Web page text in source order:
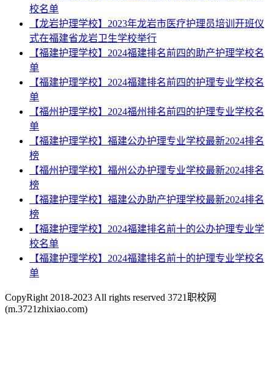
校名单
【龙岩护理学校】2023年龙岩市医疗护理员培训开班仪
式在福建省龙岩卫生学校举行
【福建护理学校】2024福建排名前四的助产护理学校名
单
【福建护理学校】2024福建排名前四的护理专业学校名
单
【福州护理学校】2024福州排名前四的护理专业学校名
单
【福建护理学校】福建公办护理专业学校最新2024排名
榜
【福州护理学校】福州公办护理专业学校最新2024排名
榜
【福建护理学校】福建公办助产护理学校最新2024排名
榜
【福建护理学校】2024福建排名前十的公办护理专业学
校名单
【福建护理学校】2024福建排名前十的护理专业学校名
单
CopyRight 2018-2023 All rights reserved 3721职校网
(m.3721zhixiao.com)